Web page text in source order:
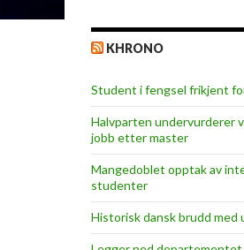
KHRONO
Student i fengsel frikjent
Halvparten undervurderer
jobb etter master
Mangedoblet opptak av
studenter
Historisk dansk brudd